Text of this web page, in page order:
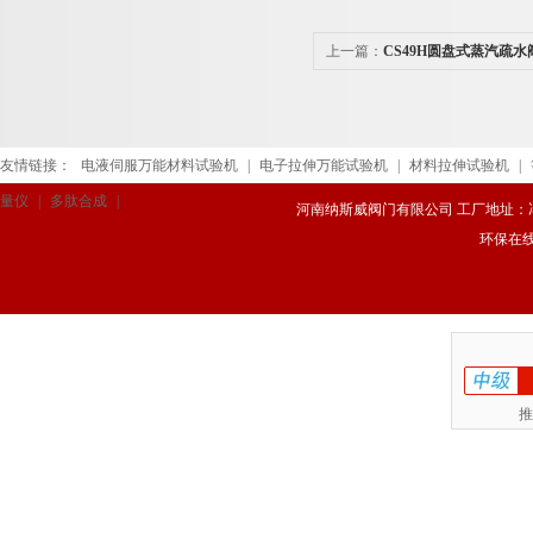
上一篇： CS49H圆盘式蒸汽疏水
友情链接： 电液伺服万能材料试验机 电子拉伸万能试验机 材料拉伸试验机
量仪 多肽合成
河南纳斯威阀门有限公司 工厂地址：
环保在